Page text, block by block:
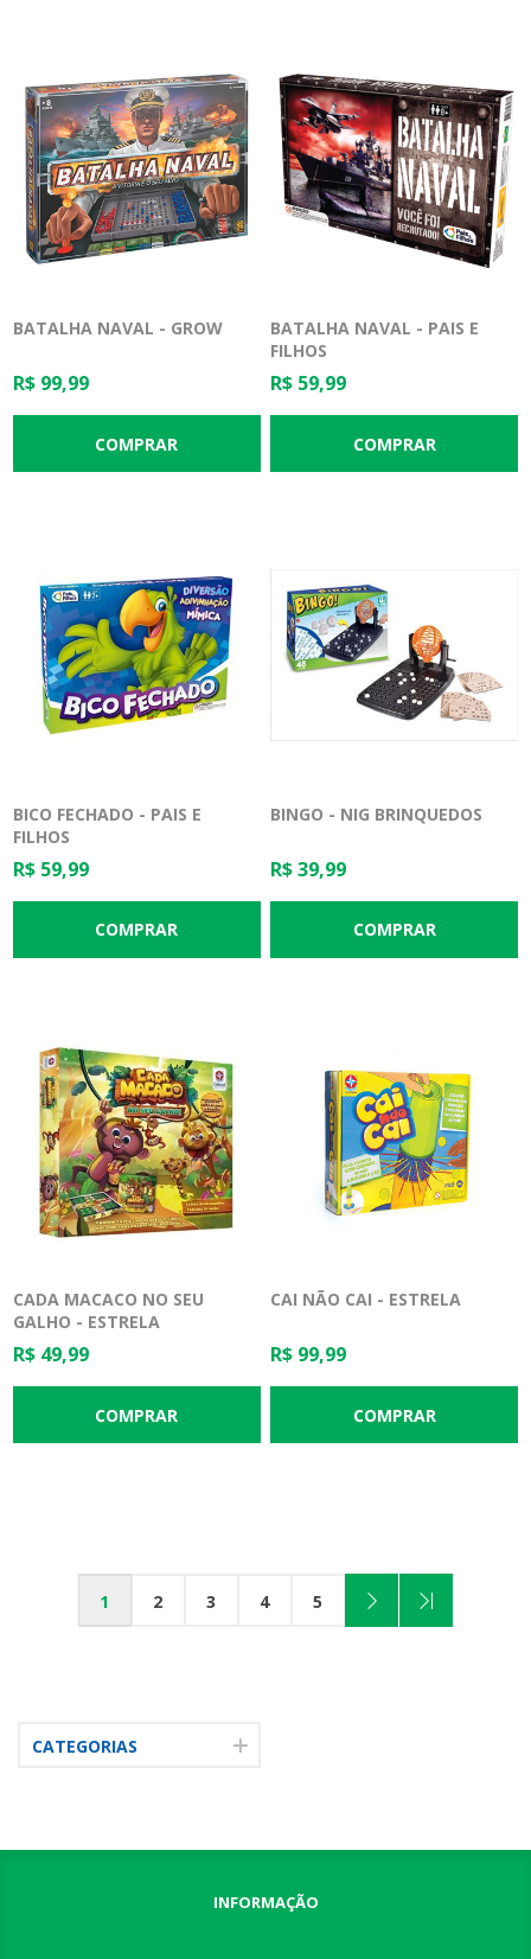
BATALHA NAVAL - GROW
R$ 99,99
BATALHA NAVAL - PAIS E
FILHOS
R$ 59,99
BICO FECHADO - PAIS E
FILHOS
R$ 59,99
BINGO - NIG BRINQUEDOS
R$ 39,99
CADA MACACO NO SEU
GALHO - ESTRELA
R$ 49,99
CAI NÃO CAI - ESTRELA
R$ 99,99
1 2 3 4 5
CATEGORIAS
INFORMAÇÃO